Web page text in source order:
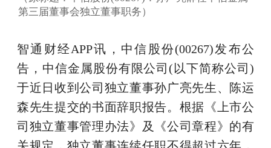
第三届董事会独立董事职务）
智通财经APP讯，中信股份(00267)发布公
告，中信金属股份有限公司(以下简称公司)
于近日收到公司独立董事孙广亮先生、陈运
森先生提交的书面辞职报告。根据《上市公
司独立董事管理办法》及《公司章程》的有